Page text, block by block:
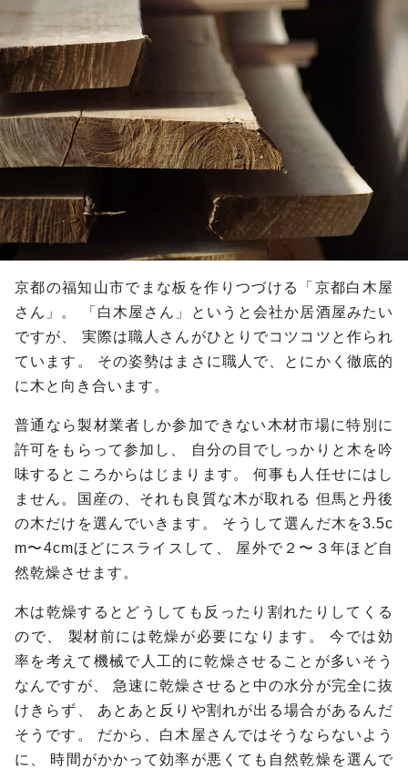
京都の福知山市でまな板を作りつづける「京都白木屋
さん」。
「白木屋さん」というと会社か居酒屋みたい
ですが、 実際は職人さんがひとりでコツコツと作られ
ています。 その姿勢はまさに職人で、とにかく徹底的
に木と向き合います。
普通なら製材業者しか参加できない木材市場に特別に
許可をもらって参加し、
自分の目でしっかりと木を吟
味するところからはじまります。 何事も人任せにはし
ません。国産の、それも良質な木が取れる 但馬と丹後
の木だけを選んでいきます。 そうして選んだ木を3.5c
m〜4cmほどにスライスして、
屋外で２〜３年ほど自
然乾燥させます。
木は乾燥するとどうしても反ったり割れたりしてくる
ので、 製材前には乾燥が必要になります。今では効
率を考えて機械で人工的に乾燥させることが多いそう
なんですが、 急速に乾燥させると中の水分が完全に抜
けきらず、 あとあと反りや割れが出る場合があるんだ
そうです。 だから、白木屋さんではそうならないよう
に、 時間がかかって効率が悪くても自然乾燥を選んで